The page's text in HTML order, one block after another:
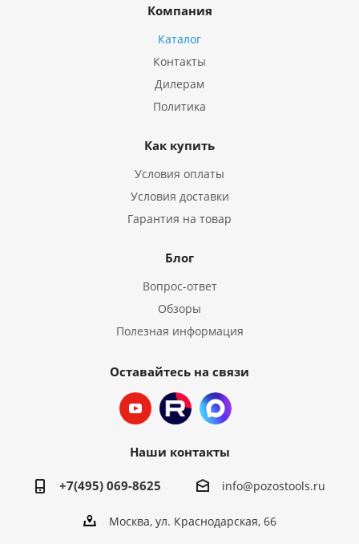
Компания
Каталог
Контакты
Дилерам
Политика
Как купить
Условия оплаты
Условия доставки
Гарантия на товар
Блог
Вопрос-ответ
Обзоры
Полезная информация
Оставайтесь на связи
Наши контакты
+7(495) 069-8625 info@pozostools.ru
Москва, ул. Краснодарская, 66